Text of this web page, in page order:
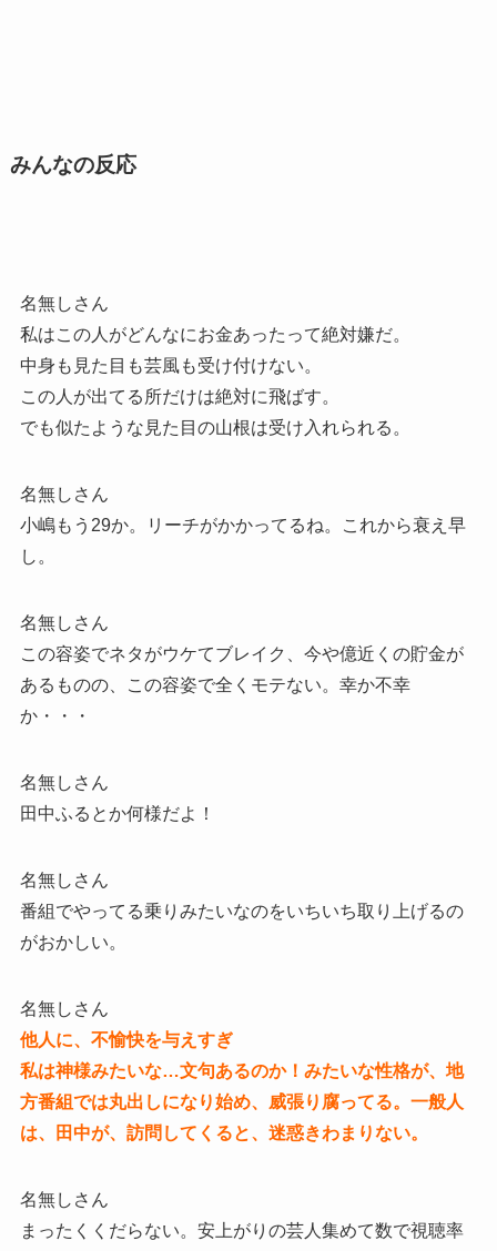
みんなの反応
名無しさん
私はこの人がどんなにお金あったって絶対嫌だ。
中身も見た目も芸風も受け付けない。
この人が出てる所だけは絶対に飛ばす。
でも似たような見た目の山根は受け入れられる。
名無しさん
小嶋もう29か。リーチがかかってるね。これから衰え早
し。
名無しさん
この容姿でネタがウケてブレイク、今や億近くの貯金が
あるものの、この容姿で全くモテない。幸か不幸
か・・・
名無しさん
田中ふるとか何様だよ！
名無しさん
番組でやってる乗りみたいなのをいちいち取り上げるの
がおかしい。
名無しさん
他人に、不愉快を与えすぎ️
私は神様みたいな…文句あるのか！みたいな性格が、地
方番組では丸出しになり始め、威張り腐ってる。一般人
は、田中が、訪問してくると、迷惑きわまりない。
名無しさん
まったくくだらない。安上がりの芸人集めて数で視聴率